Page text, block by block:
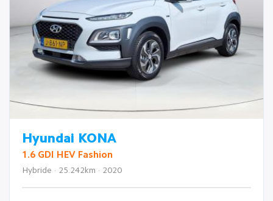
Hyundai KONA
1.6 GDI HEV Fashion
Hybride · 25.242km · 2020